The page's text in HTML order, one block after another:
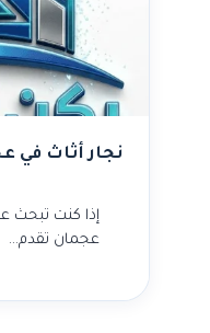
نجار أثاث في
إذا كنت تبحث
عجمان تقدم…